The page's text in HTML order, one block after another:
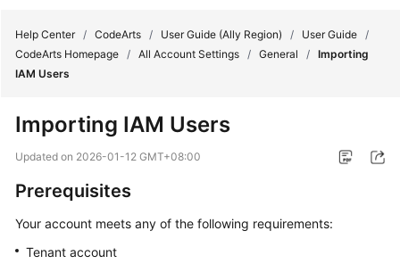
Billing
Getting
User
Help Center / CodeArts / User Guide (Ally Region) / User Guide /
CodeArts Homepage / All Account Settings / General / Importing
IAM Users
Importing IAM Users
Updated on 2026-01-12 GMT+08:00
Prerequisites
Your account meets any of the following requirements:
Tenant account